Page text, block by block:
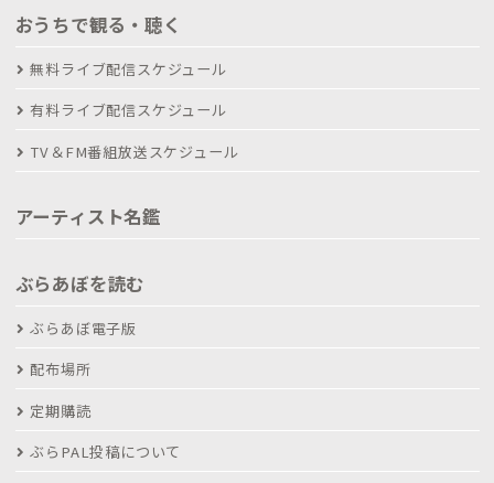
おうちで観る・聴く
無料ライブ配信スケジュール
有料ライブ配信スケジュール
TV＆FM番組放送スケジュール
アーティスト名鑑
ぶらあぼを読む
ぶらあぼ電子版
配布場所
定期購読
ぶらPAL投稿について